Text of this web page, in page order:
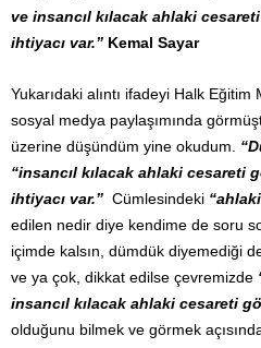
ve insancıl kılacak ahlaki
ihtiyacı var.” Kemal Sayar
Yukarıdaki alıntı ifadeyi Halk
sosyal medya paylaşımında
üzerine düşündüm yine okudum.
“insancıl kılacak ahlaki cesareti
ihtiyacı var.” Cümlesindeki
edilen nedir diye kendime de soru
içimde kalsın, dümdük diyemediği
ve ya çok, dikkat edilse çevremizde
insancıl kılacak ahlaki cesareti
olduğunu bilmek ve görmek